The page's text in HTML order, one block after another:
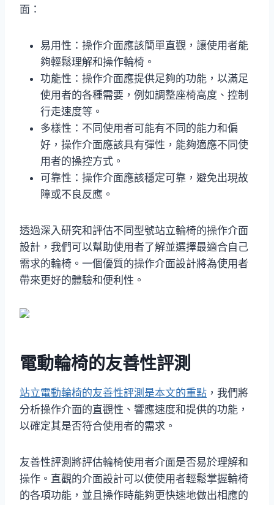
面：
易用性：操作介面應該簡單直觀，讓使用者能
夠輕鬆理解和操作輪椅。
功能性：操作介面應提供足夠的功能，以滿足
使用者的各種需要，例如調整座椅高度、控制
行走速度等。
多樣性：不同使用者可能有不同的能力和偏
好，操作介面應該具有彈性，能夠適應不同使
用者的操控方式。
可靠性：操作介面應該穩定可靠，避免出現故
障或不良反應。
透過深入研究和評估不同型號站立輪椅的操作介面
設計，我們可以幫助使用者了解並選擇最適合自己
需求的輪椅。一個優質的操作介面設計將為使用者
帶來更好的體驗和便利性。
電動輪椅的友善性評測
站立電動輪椅的友善性評測是本文的重點 ，我們將
分析操作介面的直觀性、響應速度和提供的功能，
以確定其是否符合使用者的需求。
友善性評測將評估輪椅使用者介面是否易於理解和
操作。直觀的介面設計可以使使用者輕鬆掌握輪椅
的各項功能，並且操作時能夠更快速地做出相應的